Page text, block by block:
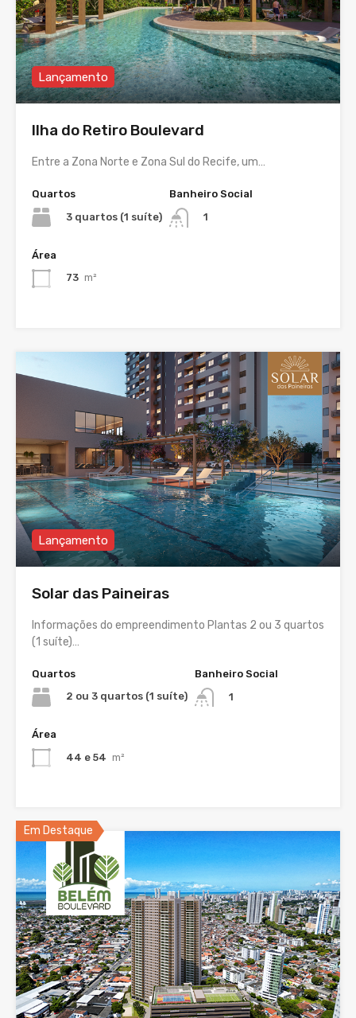
Lançamento
Ilha do Retiro Boulevard
Entre a Zona Norte e Zona Sul do Recife, um…
Quartos
3 quartos (1 suíte)
Banheiro Social
1
Área
73 m²
Lançamento
Solar das Paineiras
Informações do empreendimento Plantas 2 ou 3 quartos
(1 suíte)…
Quartos
2 ou 3 quartos (1 suíte)
Banheiro Social
1
Área
44 e 54 m²
Em Destaque